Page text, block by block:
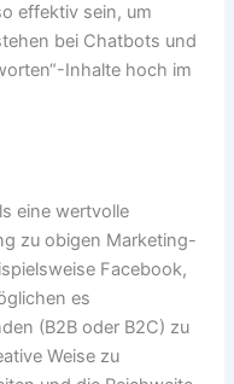
effektiv sein, um
bei Chatbots und
Inhalte hoch im
eine wertvolle
zu obigen Marketing-
Facebook,
es
(B2B oder B2C) zu
Weise zu